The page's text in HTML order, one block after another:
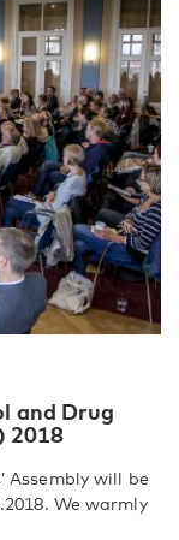
and Drug
2018
Assembly will be
We warmly